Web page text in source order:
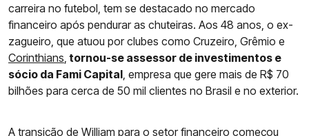
carreira no futebol, tem se destacado no mercado
financeiro após pendurar as chuteiras. Aos 48 anos, o ex-
zagueiro, que atuou por clubes como Cruzeiro, Grêmio e
Corinthians, tornou-se assessor de investimentos e
sócio da Fami Capital, empresa que gere mais de R$ 70
bilhões para cerca de 50 mil clientes no Brasil e no exterior.
A transição de William para o setor financeiro começou